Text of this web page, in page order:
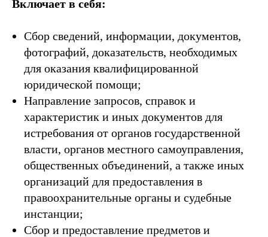
Включает в себя:
Сбор сведений, информации, документов,
фотографий, доказательств, необходимых
для оказания квалифицированной
юридической помощи;
Направление запросов, справок и
характеристик и иных документов для
истребования от органов государственной
власти, органов местного самоуправления,
общественных объединений, а также иных
организаций для предоставления в
правоохранительные органы и судебные
инстанции;
Сбор и предоставление предметов и